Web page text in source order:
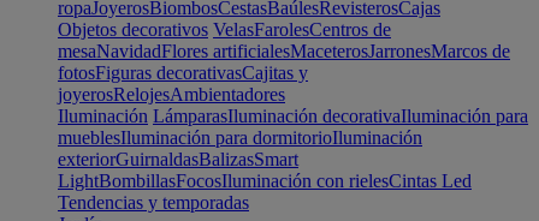
ropaJoyerosBiombosCestasBaúlesRevisterosCajas
Objetos decorativos VelasFarolesCentros de
mesaNavidadFlores artificialesMaceterosJarronesMarcos de
fotosFiguras decorativasCajitas y
joyerosRelojesAmbientadores
Iluminación LámparasIluminación decorativaIluminación para
mueblesIluminación para dormitorioIluminación
exteriorGuirnaldasBalizasSmart
LightBombillasFocosIluminación con rielesCintas Led
Tendencias y temporadas